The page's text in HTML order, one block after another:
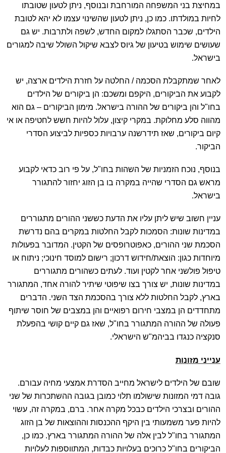
במחיצת בני המשפחה המורחבת ובנוסף, ניתן לטעון שטובתו
לחיות במולדתו. כמו כן, ניתן לטעון שהשינוי עצמו לא יהא לטובת
הילדים, שכבר הסתגלו למקום החדש, לשפה ולתרבות. יש גם
שעושים שימוש בטיעון של גיוס לצבא שיקול השולל שיבה למגורים
בישראל.
לאחר שמתקבלת הסכמה / החלטה על חזרת הילדים ארצה, יש
לקבוע את הביקורים, היקפם ומשכם: הן ביקורים של הילדים
בחו"ל והן ביקורים של ההורה בישראל. מימון הביקורים – גם הוא
מהווה סלע מחלוקת. במקרי קיצון, עלול להיות חשש לחטיפה או אי
קיום ביקורים, שאז תידרשנה ערבויות כספיות לביצוע הסדרי
הביקור.
בנוסף, נוכח הזמניות של השהות בחו"ל, על פי רוב כדאי לקבוע
מראש גם הסדרי שהייה במקרה בו בן הזוג יחזור להתגורר
בישראל.
עניין חשוב שיש ליתן עליו את הדעת כששני ההורים מתגוררים
במדינות שונות: הסמכות לקבל החלטות במקרים בהם נדרשת
הסכמת שני ההורים, כאפוטרופסים של הקטין. המדובר בפעולות
מיוחדות כגון: הוצאת/חידוש דרכון; רישום למוסד חינוכי; ניתוח או
טיפול פולשני אחר לקטין ועוד. לעתים כשהורים מתגוררים
במדינות שונות, יש צורך בצו שיפוטי שיתיר להורה אחד, המתגורר
בארץ, לקבל החלטות ללא צורך בהסכמת הצד השני. הדברים
מתחדדים הן במצבי חירום רפואיים והן במצבים של חוסר שיתוף
פעולה של ההורה המתגורר בחו"ל, שאז גם קיים קושי בהפעלת
סנקציה כנגדו בביהמ"ש הישראלי.
ענייני מזונות
שובם של הילדים לישראל מחייב הסדרת אמצעי מחיה עבורם.
גובה דמי המזונות שישולמו תלוי כמובן בגובה ההשתכרות של שני
ההורים ובצרכי הילדים כבכל מקרה אחר. ברם, במקרה זה, עשוי
להיות פער משמעותי בין היקף ההכנסות וההוצאות של בן הזוג
המתגורר בחו"ל לבין אלה של ההורה המתגורר בארץ. כמו כן,
הביקורים בחו"ל כרוכים בעלויות כבדות, המתווספות לעלויות